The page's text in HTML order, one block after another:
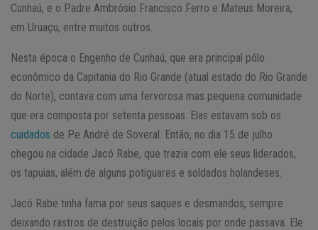
Cunhaú, e o Padre Ambrósio Francisco Ferro e Mateus Moreira,
em Uruaçu, entre muitos outros.
Nesta época o Engenho de Cunhaú, que era principal pólo
econômico da Capitania do Rio Grande (atual estado do Rio Grande
do Norte), contava com uma fervorosa mas pequena comunidade
que era composta por setenta pessoas. Elas estavam sob os
cuidados de Pe André de Soveral. Então, no dia 15 de julho
chegou na cidade Jacó Rabe, que trazia com ele seus liderados,
os tapuias, além de alguns potiguares e soldados holandeses.
Jacó Rabe tinha fama por seus saques e desmandos, sempre
deixando rastros de destruição pelos locais por onde passava. Ele